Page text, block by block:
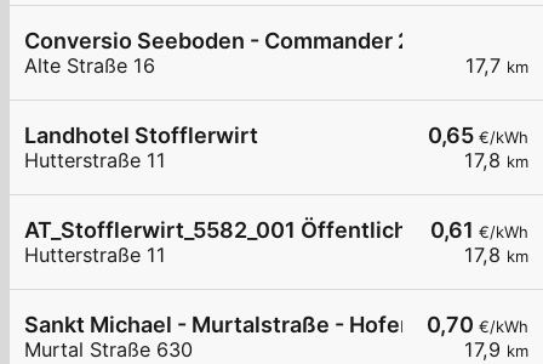
17,7 km
Conversio Seeboden - Commander 2 - Alte
Alte Straße 16
0,65 €/kWh
17,8 km
Landhotel Stofflerwirt
Hutterstraße 11
0,61 €/kWh
17,8 km
AT_Stofflerwirt_5582_001 Öffentlich
Hutterstraße 11
0,70 €/kWh
17,9 km
Sankt Michael - Murtalstraße - Hofer
Murtal Straße 630